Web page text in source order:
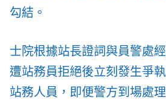
勾結。
士院根據站長證詞與員警處
遭站務員拒絕後立刻發生爭
站務人員，即便警方到場處